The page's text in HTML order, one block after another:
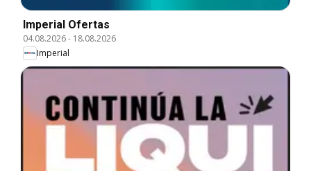
Imperial Ofertas
04.08.2026- 18.08.2026
Imperial